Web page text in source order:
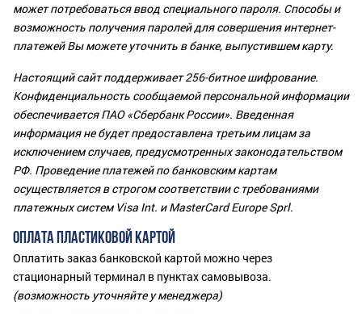
может потребоваться ввод специального пароля. Способы и
возможность получения паролей для совершения интернет-
платежей Вы можете уточнить в банке, выпустившем карту.
Настоящий сайт поддерживает 256-битное шифрование.
Конфиденциальность сообщаемой персональной информации
обеспечивается ПАО «Сбербанк России». Введенная
информация не будет предоставлена третьим лицам за
исключением случаев, предусмотренных законодательством
РФ. Проведение платежей по банковским картам
осуществляется в строгом соответствии с требованиями
платежных систем Visa Int. и MasterCard Europe Sprl.
ОПЛАТА ПЛАСТИКОВОЙ КАРТОЙ
Оплатить заказ банковской картой можно через
стационарный терминал в пунктах самовывоза.
(возможность уточняйте у менеджера)